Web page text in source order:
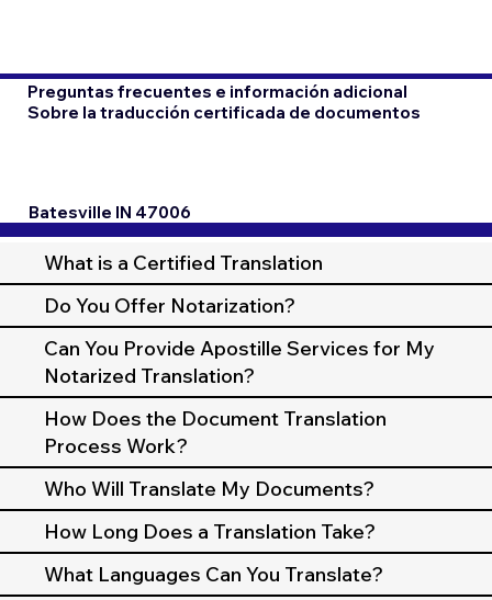
Preguntas frecuentes e información adicional
Sobre la traducción certificada de documentos
Batesville IN 47006
What is a Certified Translation
Do You Offer Notarization?
Can You Provide Apostille Services for My
Notarized Translation?
How Does the Document Translation
Process Work?
Who Will Translate My Documents?
How Long Does a Translation Take?
What Languages Can You Translate?